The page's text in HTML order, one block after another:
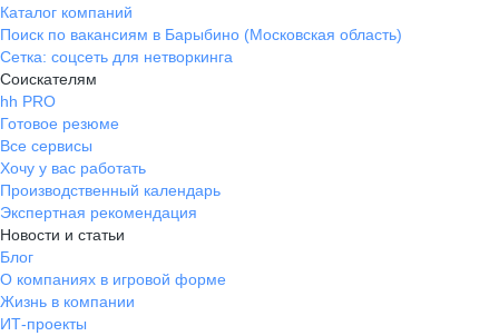
Каталог компаний
Поиск по вакансиям в Барыбино (Московская область)
Сетка: соцсеть для нетворкинга
Соискателям
hh PRO
Готовое резюме
Все сервисы
Хочу у вас работать
Производственный календарь
Экспертная рекомендация
Новости и статьи
Блог
О компаниях в игровой форме
Жизнь в компании
ИТ-проекты